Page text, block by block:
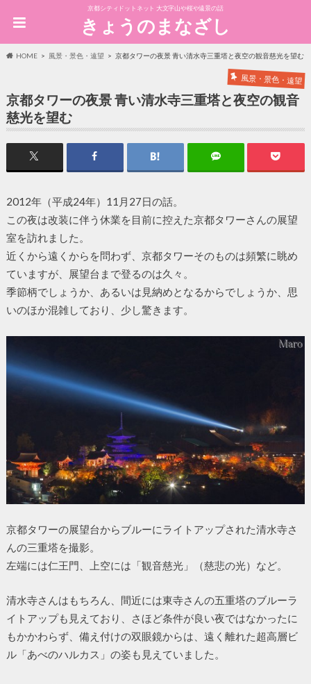
京都シティドットネット 大文字山や桜や遠景の話
きょうのまなざし
HOME 風景・景色・遠望 京都タワーの夜景 青い清水寺三重塔と夜空の観音慈光を望む
風景・景色・遠望
京都タワーの夜景 青い清水寺三重塔と夜空の観音
慈光を望む
2012年（平成24年）11月27日の話。
この夜は改装に伴う休業を目前に控えた京都タワーさんの展望
室を訪れました。
近くから遠くからを問わず、京都タワーそのものは頻繁に眺め
ていますが、展望台まで登るのは久々。
季節柄でしょうか、あるいは見納めとなるからでしょうか、思
いのほか混雑しており、少し驚きます。
京都タワーの展望台からブルーにライトアップされた清水寺さ
んの三重塔を撮影。
左端には仁王門、上空には「観音慈光」（慈悲の光）など。
清水寺さんはもちろん、間近には東寺さんの五重塔のブルーラ
イトアップも見えており、さほど条件が良い夜ではなかったに
もかかわらず、備え付けの双眼鏡からは、遠く離れた超高層ビ
ル「あべのハルカス」の姿も見えていました。